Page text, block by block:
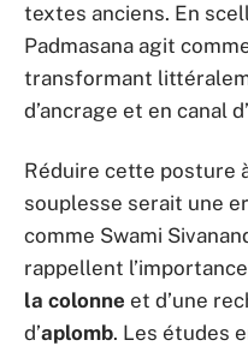
textes anciens. En
Padmasana agit
transformant
d’ancrage et en canal
Réduire cette posture
souplesse serait une
comme Swami
rappellent l’importance
la colonne et d’une
d’aplomb. Les études